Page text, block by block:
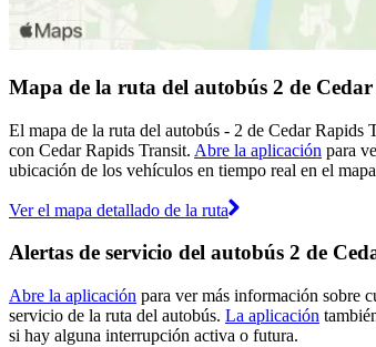
Mapa de la ruta del autobús 2 de
El mapa de la ruta del autobús - 2 de Cedar Rapids
con Cedar Rapids Transit. Abre la aplicación para
ubicación de los vehículos en tiempo real en el
Ver el mapa detallado de la ruta
Alertas de servicio del autobús 2 de
Abre la aplicación para ver más información sobre
servicio de la ruta del autobús. La aplicación
si hay alguna interrupción activa o futura.